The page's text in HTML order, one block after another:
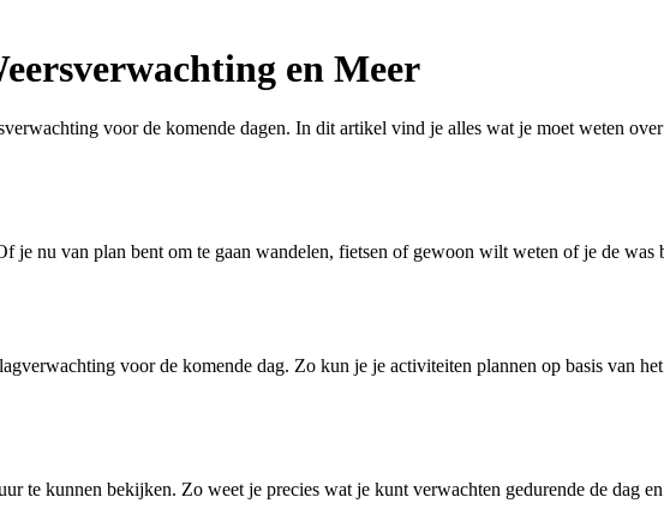
en Meer
voor de komende dagen. In dit artikel vind je alles wat je moet weten
je nu van plan bent om te gaan wandelen, fietsen of gewoon wilt weten of je de was
voor de komende dag. Zo kun je je activiteiten plannen op basis van
te kunnen bekijken. Zo weet je precies wat je kunt verwachten gedurende de dag